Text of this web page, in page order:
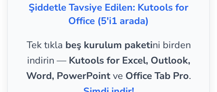
Şiddetle Tavsiye Edilen: Kutools for
Office (5'i1 arada)
Tek tıkla beş kurulum paketini birden
indirin — Kutools for Excel, Outlook,
Word, PowerPointve Office Tab Pro.